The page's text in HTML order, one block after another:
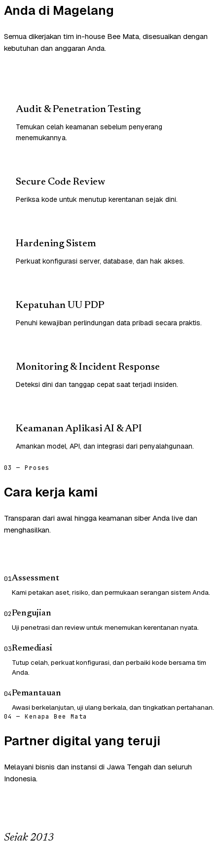
Anda di Magelang
Semua dikerjakan tim in-house Bee Mata, disesuaikan dengan
kebutuhan dan anggaran Anda.
Audit & Penetration Testing
Temukan celah keamanan sebelum penyerang
menemukannya.
Secure Code Review
Periksa kode untuk menutup kerentanan sejak dini.
Hardening Sistem
Perkuat konfigurasi server, database, dan hak akses.
Kepatuhan UU PDP
Penuhi kewajiban perlindungan data pribadi secara praktis.
Monitoring & Incident Response
Deteksi dini dan tanggap cepat saat terjadi insiden.
Keamanan Aplikasi AI & API
Amankan model, API, dan integrasi dari penyalahgunaan.
03 — Proses
Cara kerja kami
Transparan dari awal hingga keamanan siber Anda live dan
menghasilkan.
01Assessment
Kami petakan aset, risiko, dan permukaan serangan sistem Anda.
02Pengujian
Uji penetrasi dan review untuk menemukan kerentanan nyata.
03Remediasi
Tutup celah, perkuat konfigurasi, dan perbaiki kode bersama tim
Anda.
04Pemantauan
Awasi berkelanjutan, uji ulang berkala, dan tingkatkan pertahanan.
04 — Kenapa Bee Mata
Partner digital yang teruji
Melayani bisnis dan instansi di Jawa Tengah dan seluruh
Indonesia.
Sejak 2013